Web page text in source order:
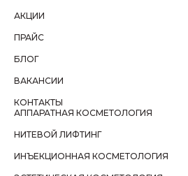
АКЦИИ
ПРАЙС
БЛОГ
ВАКАНСИИ
КОНТАКТЫ
АППАРАТНАЯ КОСМЕТОЛОГИЯ
НИТЕВОЙ ЛИФТИНГ
ИНЪЕКЦИОННАЯ КОСМЕТОЛОГИЯ